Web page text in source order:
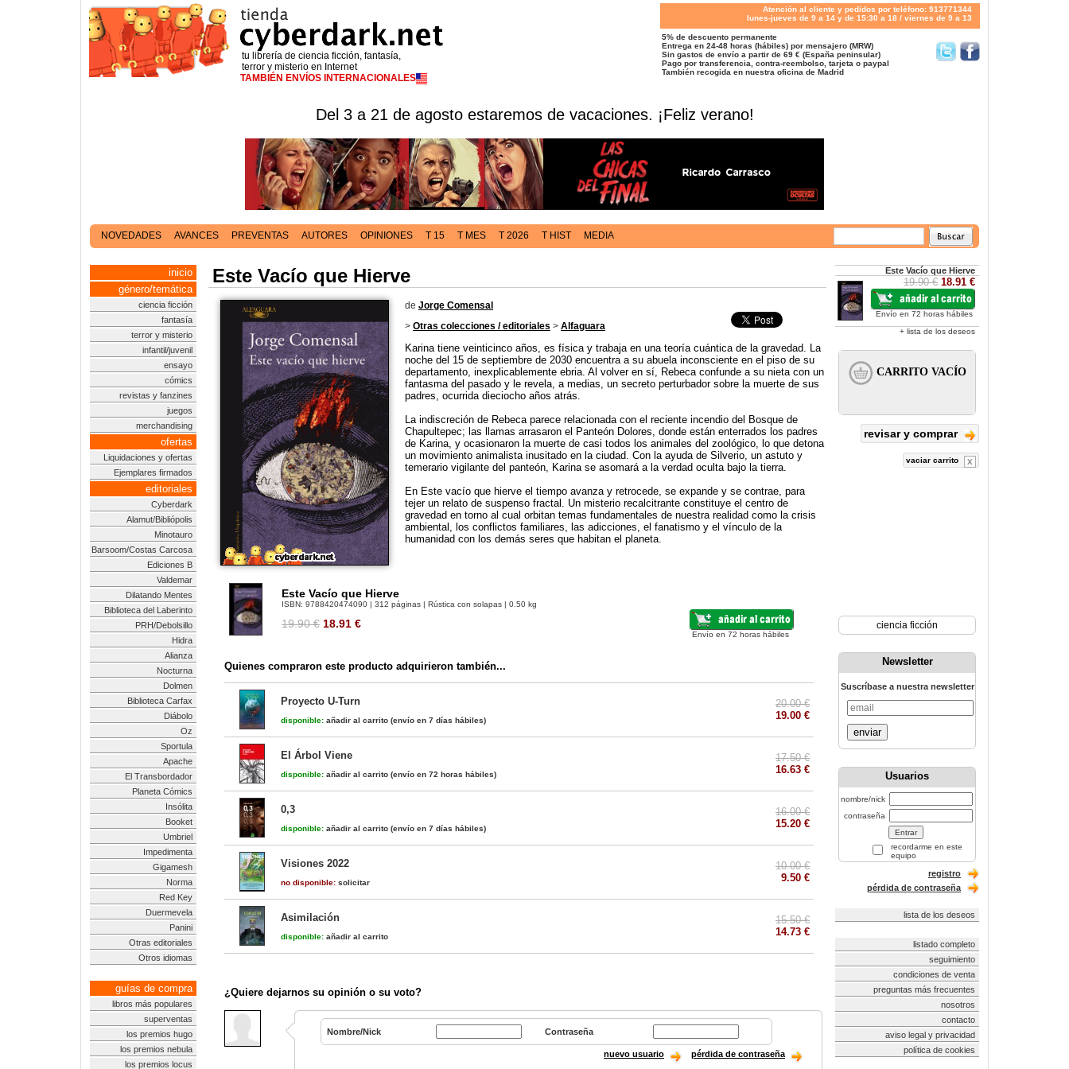
tu librería de ciencia ficción, fantasía,
terror y misterio en Internet
TAMBIÉN ENVÍOS INTERNACIONALES
Atención al cliente y pedidos por teléfono: 913771344
lunes-jueves de 9 a 14 y de 15:30 a 18 / viernes de 9 a 13
5% de descuento permanente
Entrega en 24-48 horas (hábiles) por mensajero (MRW)
Sin gastos de envío a partir de 69 € (España peninsular)
Pago por transferencia, contra-reembolso, tarjeta o paypal
También recogida en nuestra oficina de Madrid
Del 3 a 21 de agosto estaremos de vacaciones. ¡Feliz verano!
NOVEDADES AVANCES PREVENTAS AUTORES OPINIONES T 15 T MES T 2026 T HIST MEDIA
inicio
género/temática
ciencia ficción
fantasía
terror y misterio
infantil/juvenil
ensayo
cómics
revistas y fanzines
juegos
merchandising
ofertas
Liquidaciones y ofertas
Ejemplares firmados
editoriales
Cyberdark
Alamut/Bibliópolis
Minotauro
Barsoom/Costas Carcosa
Ediciones B
Valdemar
Dilatando Mentes
Biblioteca del Laberinto
PRH/Debolsillo
Hidra
Alianza
Nocturna
Dolmen
Biblioteca Carfax
Diábolo
Oz
Sportula
Apache
El Transbordador
Planeta Cómics
Insólita
Booket
Umbriel
Impedimenta
Gigamesh
Norma
Red Key
Duermevela
Panini
Otras editoriales
Otros idiomas
guías de compra
libros más populares
superventas
los premios hugo
los premios nebula
los premios locus
Este Vacío que Hierve
de Jorge Comensal
> Otras colecciones / editoriales > Alfaguara
Karina tiene veinticinco años, es física y trabaja en una teoría cuántica de la gravedad. La
noche del 15 de septiembre de 2030 encuentra a su abuela inconsciente en el piso de su
departamento, inexplicablemente ebria. Al volver en sí, Rebeca confunde a su nieta con un
fantasma del pasado y le revela, a medias, un secreto perturbador sobre la muerte de sus
padres, ocurrida dieciocho años atrás.
La indiscreción de Rebeca parece relacionada con el reciente incendio del Bosque de
Chapultepec; las llamas arrasaron el Panteón Dolores, donde están enterrados los padres
de Karina, y ocasionaron la muerte de casi todos los animales del zoológico, lo que detona
un movimiento animalista inusitado en la ciudad. Con la ayuda de Silverio, un astuto y
temerario vigilante del panteón, Karina se asomará a la verdad oculta bajo la tierra.
En Este vacío que hierve el tiempo avanza y retrocede, se expande y se contrae, para
tejer un relato de suspenso fractal. Un misterio recalcitrante constituye el centro de
gravedad en torno al cual orbitan temas fundamentales de nuestra realidad como la crisis
ambiental, los conflictos familiares, las adicciones, el fanatismo y el vínculo de la
humanidad con los demás seres que habitan el planeta.
Este Vacío que Hierve
ISBN: 9788420474090 | 312 páginas | Rústica con solapas | 0.50 kg
19.90 € 18.91 €
Envío en 72 horas hábiles
Quienes compraron este producto adquirieron también...
Proyecto U-Turn
disponible: añadir al carrito (envío en 7 días hábiles)
20.00 €
19.00 €
El Árbol Viene
disponible: añadir al carrito (envío en 72 horas hábiles)
17.50 €
16.63 €
0,3
disponible: añadir al carrito (envío en 7 días hábiles)
16.00 €
15.20 €
Visiones 2022
no disponible: solicitar
10.00 €
9.50 €
Asimilación
disponible: añadir al carrito
15.50 €
14.73 €
¿Quiere dejarnos su opinión o su voto?
Nombre/Nick Contraseña
nuevo usuario pérdida de contraseña
Este Vacío que Hierve
19.90 € 18.91 €
Envío en 72 horas hábiles
+ lista de los deseos
revisar y comprar
vaciar carrito
ciencia ficción
Newsletter
Suscríbase a nuestra newsletter
enviar
Usuarios
nombre/nick
contraseña
recordarme en este
equipo
registro
pérdida de contraseña
lista de los deseos
listado completo
seguimiento
condiciones de venta
preguntas más frecuentes
nosotros
contacto
aviso legal y privacidad
política de cookies